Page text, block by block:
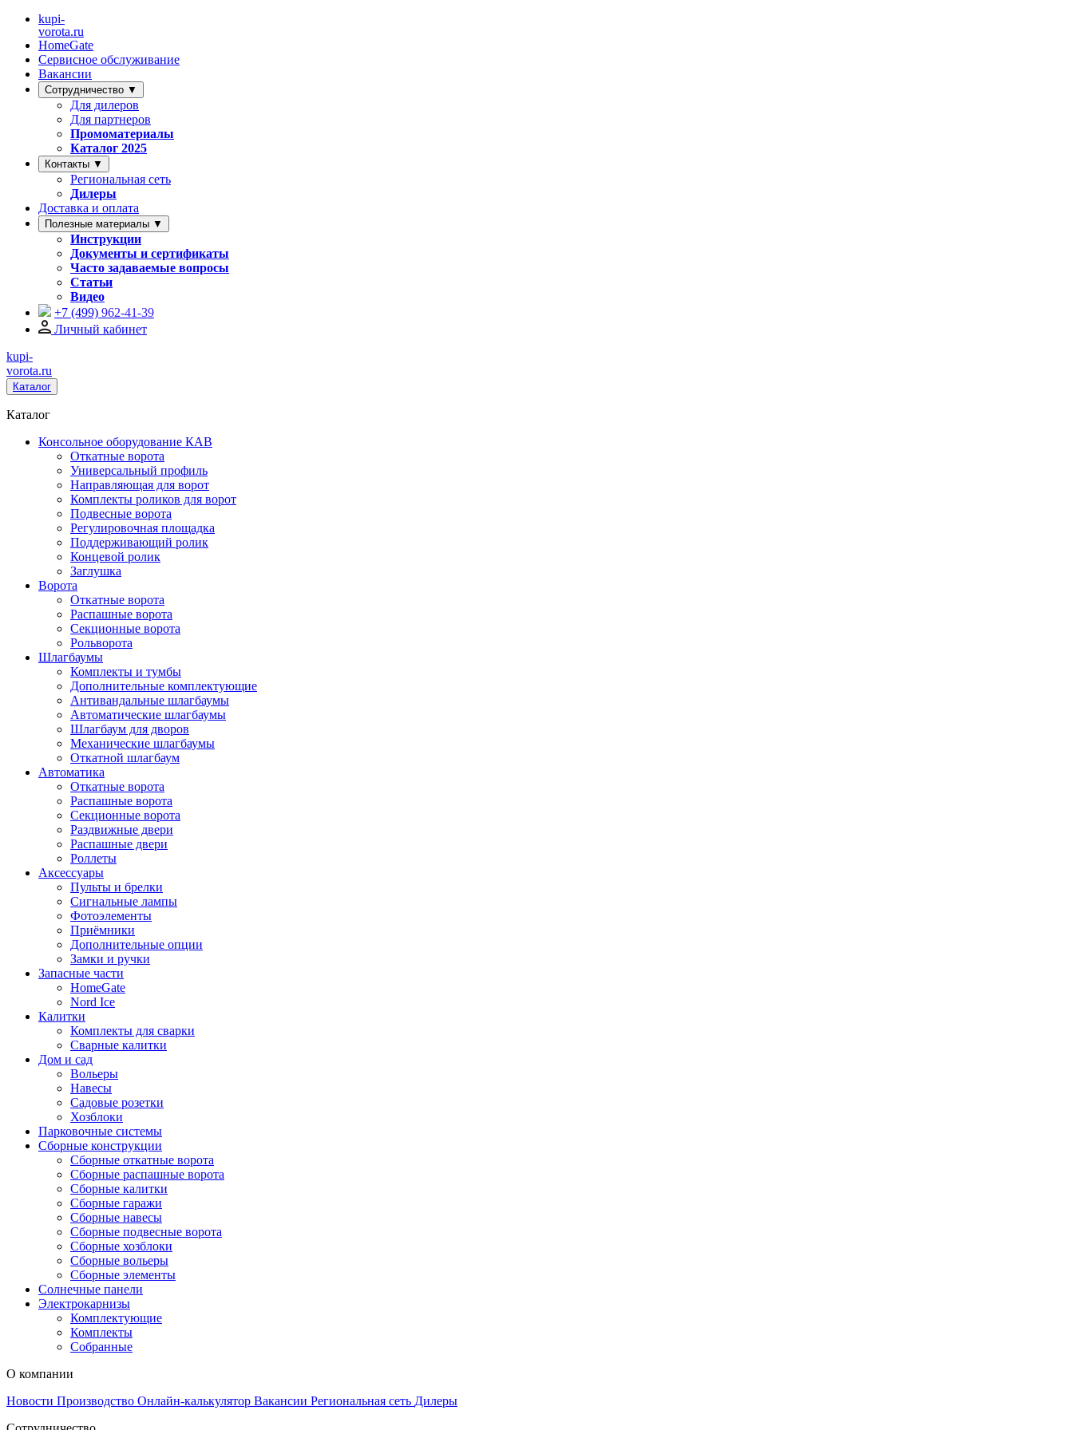
kupi-
vorota.ru
HomeGate
Сервисное обслуживание
Вакансии
Сотрудничество ▼
Для дилеров
Для партнеров
Промоматериалы
Каталог 2025
Контакты ▼
Региональная сеть
Дилеры
Доставка и оплата
Полезные материалы ▼
Инструкции
Документы и сертификаты
Часто задаваемые вопросы
Статьи
Видео
+7 (499) 962-41-39
Личный кабинет
kupi-
vorota.ru
Каталог
Каталог
Консольное оборудование КАВ
Откатные ворота
Универсальный профиль
Направляющая для ворот
Комплекты роликов для ворот
Подвесные ворота
Регулировочная площадка
Поддерживающий ролик
Концевой ролик
Заглушка
Ворота
Откатные ворота
Распашные ворота
Секционные ворота
Рольворота
Шлагбаумы
Комплекты и тумбы
Дополнительные комплектующие
Антивандальные шлагбаумы
Автоматические шлагбаумы
Шлагбаум для дворов
Механические шлагбаумы
Откатной шлагбаум
Автоматика
Откатные ворота
Распашные ворота
Секционные ворота
Раздвижные двери
Распашные двери
Роллеты
Аксессуары
Пульты и брелки
Сигнальные лампы
Фотоэлементы
Приёмники
Дополнительные опции
Замки и ручки
Запасные части
HomeGate
Nord Ice
Калитки
Комплекты для сварки
Сварные калитки
Дом и сад
Вольеры
Навесы
Садовые розетки
Хозблоки
Парковочные системы
Сборные конструкции
Сборные откатные ворота
Сборные распашные ворота
Сборные калитки
Сборные гаражи
Сборные навесы
Сборные подвесные ворота
Сборные хозблоки
Сборные вольеры
Сборные элементы
Солнечные панели
Электрокарнизы
Комплектующие
Комплекты
Собранные
О компании
Новости Производство Онлайн-калькулятор Вакансии Региональная сеть Дилеры